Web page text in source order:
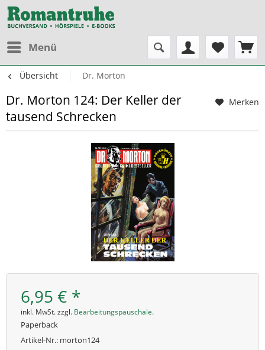
Menü
Übersicht Dr. Morton
Merken
Dr. Morton 124: Der Keller der
tausend Schrecken
6,95 € *
inkl. MwSt. zzgl. Bearbeitungspauschale.
Paperback
Artikel-Nr.: morton124